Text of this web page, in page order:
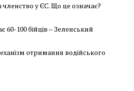
членство у ЄС. Що це означає?
60-100 бійців – Зеленський
отримання водійського